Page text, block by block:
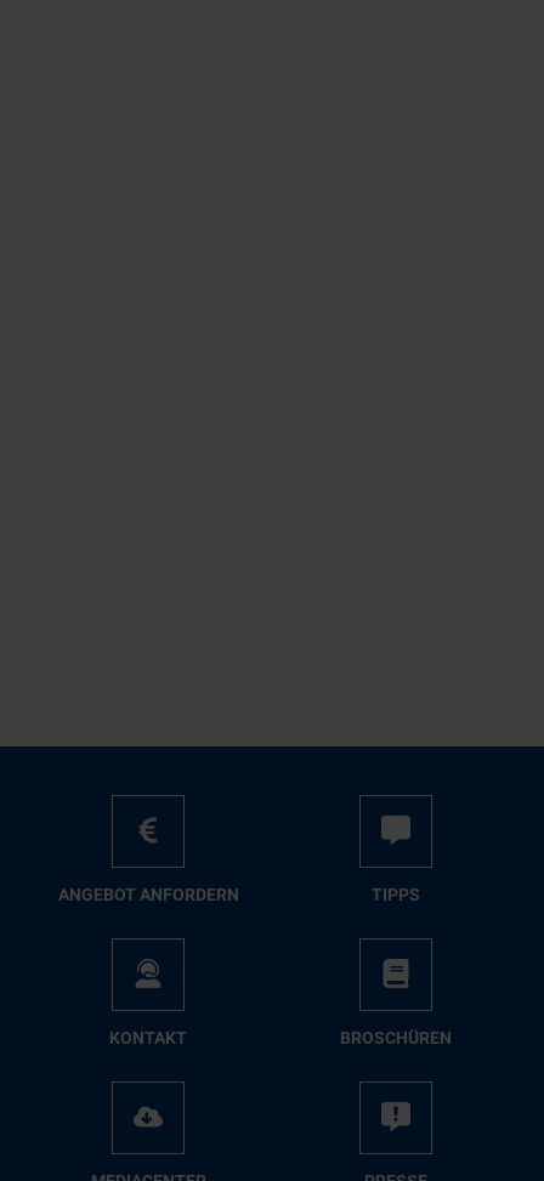
AN­GE­BOT AN­FOR­DERN TIPPS
KON­TAKT BRO­SCHÜ­REN